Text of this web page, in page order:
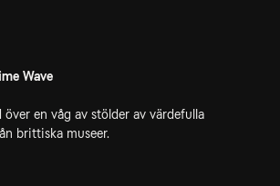
Wave
över en våg av stölder av värdefulla
brittiska museer.